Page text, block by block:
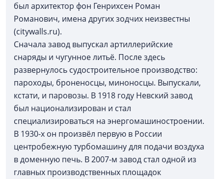
был архитектор фон Генрихсен Роман
Романович, имена других зодчих неизвестны
(citywalls.ru).
Сначала завод выпускал артиллерийские
снаряды и чугунное литьё. После здесь
развернулось судостроительное производство:
пароходы, броненосцы, миноносцы. Выпускали,
кстати, и паровозы. В 1918 году Невский завод
был национализирован и стал
специализироваться на энергомашиностроении.
В 1930-х он произвёл первую в России
центробежную турбомашину для подачи воздуха
в доменную печь. В 2007-м завод стал одной из
главных производственных площадок